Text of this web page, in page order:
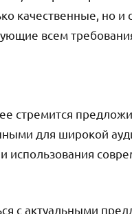
качественные, но
всем
стремится
для широкой
использования
с актуальными